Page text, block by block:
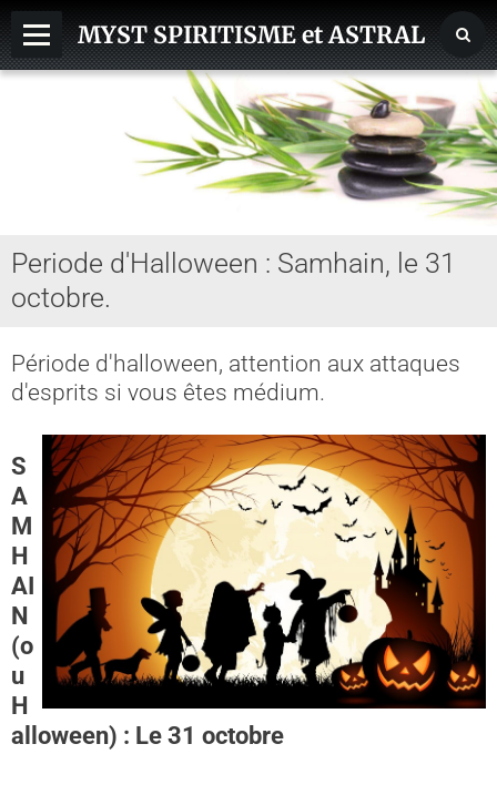
MYST SPIRITISME et ASTRAL
ASTRAL, SPHERES, TERRE
REINCARNATION
CHAKRA - CORPS SUBTILS
GUERISSEURS - MAGNETISME
VOYANCE - DIVINATION
MAGIE
SPIRITISME - MESSAGES
Periode d'Halloween : Samhain, le 31
octobre.
Période d'halloween, attention aux attaques
d'esprits si vous êtes médium.
S
A
M
H
AI
N
(o
u
H
alloween) : Le 31 octobre